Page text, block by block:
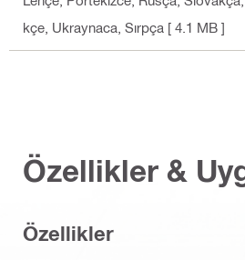
kçe, Ukraynaca, Sırpça [ 4.1 MB ]
Özellikler &
Özellikler